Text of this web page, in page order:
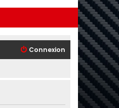
Connexion